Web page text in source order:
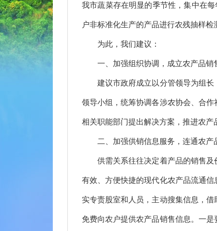
我市蔬菜存在明显的季节性，集中在
户非标准化生产的产品进行农残抽样检
为此，我们建议：
一、加强组织协调，成立农产品销
建议市政府成立以分管领导为组长
领导小组，统筹协调各涉农协会、合
相关职能部门提出解决方案，推进农产
二、加强供销信息服务，连通农产
供需关系往往决定着产品的销售及
有效、方便快捷的现代化农产品流通
实专责股室和人员，主动搜集信息，
免费向农户提供农产品销售信息。一